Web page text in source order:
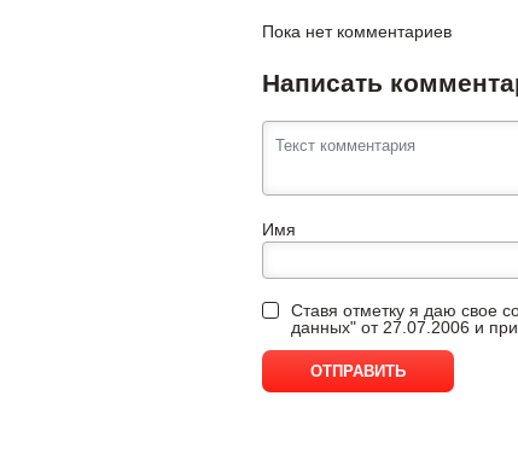
Пока нет комментариев
Написать
Имя
Ставя отметку я даю свое
данных" от 27.07.2006 и